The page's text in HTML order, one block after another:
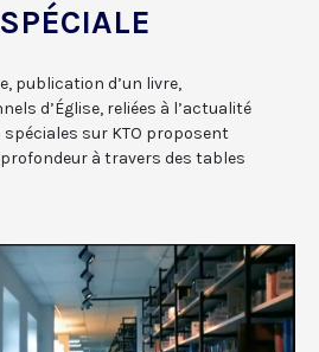
publication d’un livre,
d’Église, reliées à l’actualité
sur KTO proposent
à travers des tables